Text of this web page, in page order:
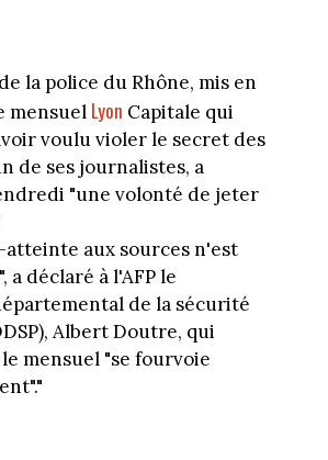
la police du Rhône, mis en
mensuel Lyon Capitale qui
voulu violer le secret des
de ses journalistes, a
"une volonté de jeter
atteinte aux sources n'est
a déclaré à l'AFP le
de la sécurité
Albert Doutre, qui
mensuel "se fourvoie